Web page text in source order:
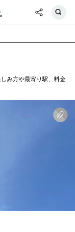
み方や最寄り駅、料金